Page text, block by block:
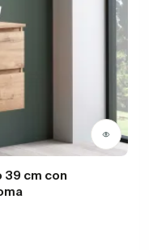
39 cm con